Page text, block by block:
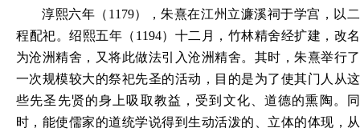
淳熙六年（ 1179），朱熹在江州立濂溪祠于学宫，以二
程配祀。绍熙五年（1194）十二月，竹林精舍经扩建，改名
为沧洲精舍，又将此做法引入沧洲精舍。其时，朱熹举行了
一次规模较大的祭祀先圣的活动，目的是为了使其门人从这
些先圣先贤的身上吸取教益，受到文化、道德的熏陶。同
时，能使儒家的道统学说得到生动活泼的、立体的体现，从